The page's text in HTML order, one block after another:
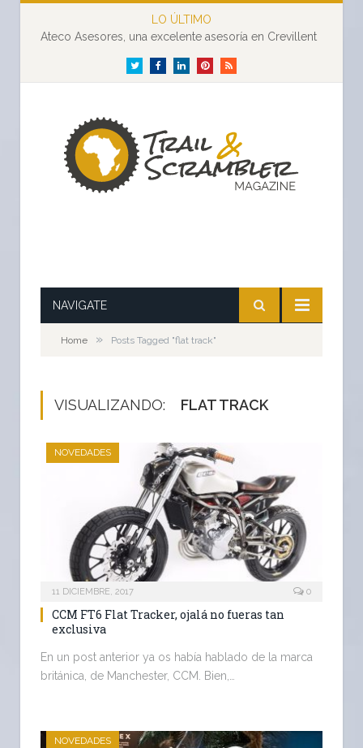
LO ÚLTIMO
Ateco Asesores, una excelente asesoría en Crevillent
TwitterFacebookLinkedInPinterestRSS
NAVIGATE
Home » Posts Tagged "flat track"
VISUALIZANDO: FLAT TRACK
NOVEDADES
11 DICIEMBRE, 2017 0
CCM FT6 Flat Tracker, ojalá no fueras tan
exclusiva
En un post anterior ya os había hablado de la marca
británica, de Manchester, CCM. Bien,…
NOVEDADES